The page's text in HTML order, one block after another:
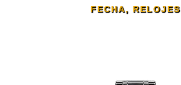
FECHA, RELOJES